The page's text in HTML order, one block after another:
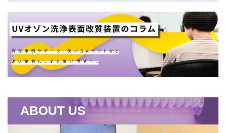
ABOUT US